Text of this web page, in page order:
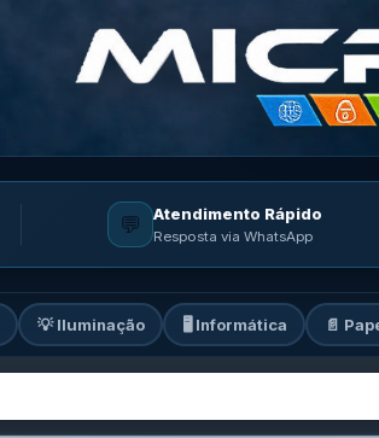
💬 Atendimento Rápido
Resposta via WhatsApp
💡 Iluminação 🖥️ Informática 📄